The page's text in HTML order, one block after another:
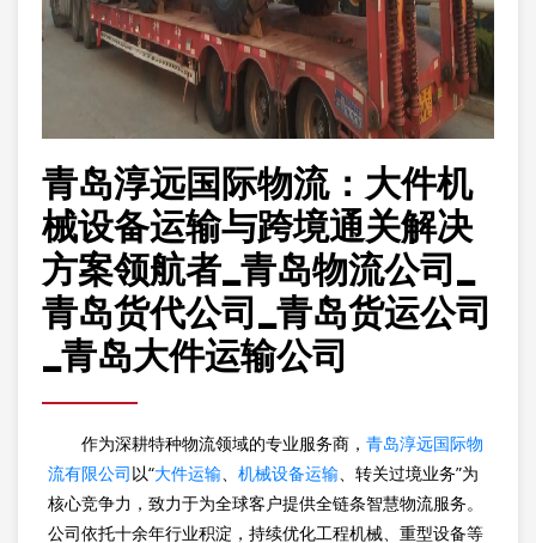
青岛淳远国际物流：大件机
械设备运输与跨境通关解决
方案领航者_青岛物流公司_
青岛货代公司_青岛货运公司
_青岛大件运输公司
作为深耕特种物流领域的专业服务商， 青岛淳远国际物
流有限公司以“大件运输、 机械设备运输、转关过境业务”为
核心竞争力，致力于为全球客户提供全链条智慧物流服务。
公司依托十余年行业积淀，持续优化工程机械、重型设备等